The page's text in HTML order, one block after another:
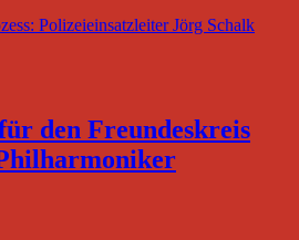
Polizeieinsatzleiter Jörg Schalk
den Freundeskreis